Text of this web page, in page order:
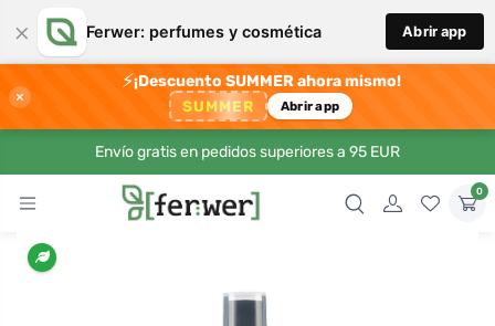
× Ferwer: perfumes y cosmética Abrir app
×
⚡¡Descuento SUMMER ahora mismo!
SUMMER Abrir app
Envío gratis en pedidos superiores a 95 EUR
0